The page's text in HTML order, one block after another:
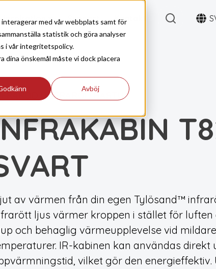
med vår webbplats samt för
statistik och göra analyser
i vår integritetspolicy.
dina önskemål måste vi dock placera
Avböj
Inspiration Support Kontakt Search
INFRARÖD BASTU
av värmen från din egen Tylösand™
ljus värmer kroppen i stället för luften
och behaglig värmeupplevelse vid mildare
IR-kabinen kan användas direkt
vilket gör den energieffektiv.